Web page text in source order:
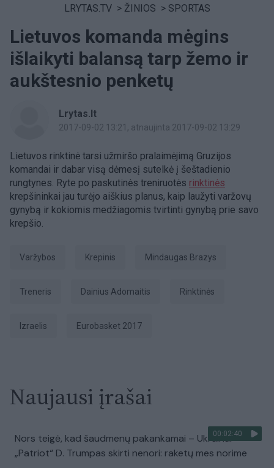
LRYTAS.TV > ŽINIOS > SPORTAS
Lietuvos komanda mėgins
išlaikyti balansą tarp žemo ir
aukštesnio penketų
Lrytas.lt
2017-09-02 13:21 , atnaujinta 2017-09-02 13:29
Lietuvos rinktinė tarsi užmiršo pralaimėjimą Gruzijos
komandai ir dabar visą dėmesį sutelkė į šeštadienio
rungtynes. Ryte po paskutinės treniruotės rinktinės
krepšininkai jau turėjo aiškius planus, kaip laužyti varžovų
gynybą ir kokiomis medžiagomis tvirtinti gynybą prie savo
krepšio.
Varžybos krepinis Mindaugas Brazys
treneris Dainius Adomaitis rinktinės
Izraelis Eurobasket 2017
Naujausi įrašai
00:02:40
Nors teigė, kad šaudmenų pakankamai – Ukrainai
„Patriot“ D. Trumpas skirti nenori: raketų mes norime